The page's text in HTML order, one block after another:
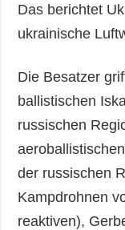
Das berichtet
ukrainische
Die Besatzer
ballistischen
russischen
der russischen
Kampdrohnen
reaktiven),